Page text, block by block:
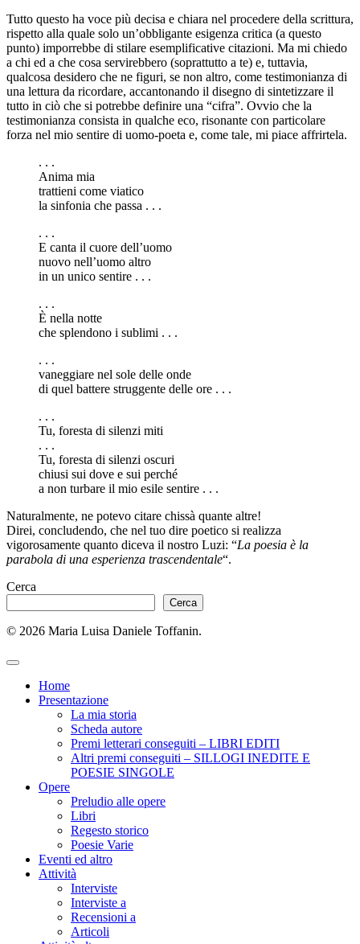
Tutto questo ha voce più decisa e chiara nel procedere della scrittura,
rispetto alla quale solo un’obbligante esigenza critica (a questo
punto) imporrebbe di stilare esemplificative citazioni. Ma mi chiedo
a chi ed a che cosa servirebbero (soprattutto a te) e, tuttavia,
qualcosa desidero che ne figuri, se non altro, come testimonianza di
una lettura da ricordare, accantonando il disegno di sintetizzare il
tutto in ciò che si potrebbe definire una “cifra”. Ovvio che la
testimonianza consista in qualche eco, risonante con particolare
forza nel mio sentire di uomo-poeta e, come tale, mi piace affrirtela.
. . .
Anima mia
trattieni come viatico
la sinfonia che passa . . .
. . .
E canta il cuore dell’uomo
nuovo nell’uomo altro
in un unico sentire . . .
. . .
È nella notte
che splendono i sublimi . . .
. . .
vaneggiare nel sole delle onde
di quel battere struggente delle ore . . .
. . .
Tu, foresta di silenzi miti
. . .
Tu, foresta di silenzi oscuri
chiusi sui dove e sui perché
a non turbare il mio esile sentire . . .
Naturalmente, ne potevo citare chissà quante altre!
Direi, concludendo, che nel tuo dire poetico si realizza
vigorosamente quanto diceva il nostro Luzi: “La poesia è la
parabola di una esperienza trascendentale“.
Cerca
Cerca
© 2026 Maria Luisa Daniele Toffanin.
Home
Presentazione
La mia storia
Scheda autore
Premi letterari conseguiti – LIBRI EDITI
Altri premi conseguiti – SILLOGI INEDITE E
POESIE SINGOLE
Opere
Preludio alle opere
Libri
Regesto storico
Poesie Varie
Eventi ed altro
Attività
Interviste
Interviste a
Recensioni a
Articoli